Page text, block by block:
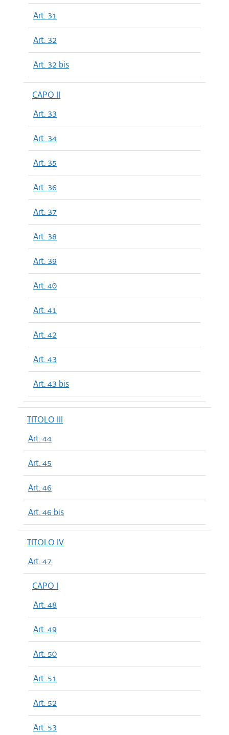
Art. 31
Art. 32
Art. 32 bis
CAPO II
Art. 33
Art. 34
Art. 35
Art. 36
Art. 37
Art. 38
Art. 39
Art. 40
Art. 41
Art. 42
Art. 43
Art. 43 bis
TITOLO III
Art. 44
Art. 45
Art. 46
Art. 46 bis
TITOLO IV
Art. 47
CAPO I
Art. 48
Art. 49
Art. 50
Art. 51
Art. 52
Art. 53